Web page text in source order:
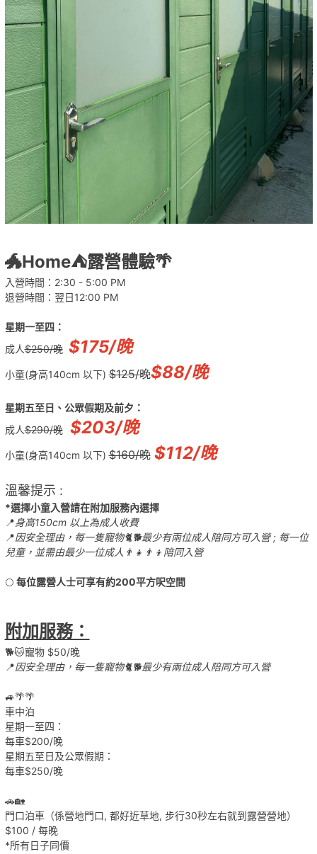
🐲Home⛺露營體驗🌴
入營時間：2:30 - 5:00 PM
退營時間：翌日12:00 PM
星期一至四：
成人$250/晚 $175/晚
小童(身高140cm 以下)$125/晚$88/晚
星期五至日、公眾假期及前夕：
成人$290/晚 $203/晚
小童(身高140cm 以下)$160/晚 $112/晚
溫馨提示 :
*選擇小童入營請在附加服務內選擇
📍身高150cm 以上為成人收費
📍因安全理由，每一隻寵物🐈🐕最少有兩位成人陪同方可入營 ; 每一位
兒童，並需由最少一位成人👨‍👧👨‍👦陪同入營
🌕 每位露營人士可享有約200平方呎空間
附加服務：
🐕🐱寵物 $50/晚
📍因安全理由，每一隻寵物🐈🐕最少有兩位成人陪同方可入營
🚙🌴🌴
車中泊
星期一至四：
每車$200/晚
星期五至日及公眾假期：
每車$250/晚
🚗🏡
門口泊車（係營地門口, 都好近草地, 步行30秒左右就到露營營地）
$100 / 每晚
*所有日子同價